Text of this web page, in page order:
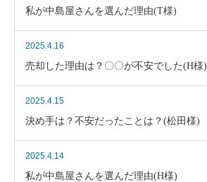
私が中島屋さんを選んだ理由(T様)
2025.4.16
売却した理由は？〇〇が不安でした(H様)
2025.4.15
決め手は？不安だったことは？(松田様)
2025.4.14
私が中島屋さんを選んだ理由(H様)